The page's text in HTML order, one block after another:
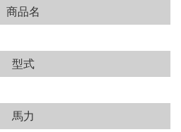
商品名
型式
馬力